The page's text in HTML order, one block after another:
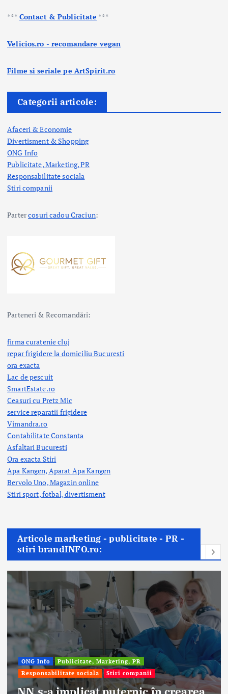
*** Contact & Publicitate ***
Velicios.ro - recomandare vegan
Filme si seriale pe ArtSpirit.ro
Categorii articole:
Afaceri & Economie
Divertisment & Shopping
ONG Info
Publicitate, Marketing, PR
Responsabilitate sociala
Stiri companii
Partercosuri cadou Craciun:
Parteneri & Recomandări:
firma curatenie cluj
repar frigidere la domiciliu Bucuresti
ora exacta
Lac de pescuit
SmartEstate.ro
Ceasuri cu Pretz Mic
service reparatii frigidere
Vimandra.ro
Contabilitate Constanta
Asfaltari Bucuresti
Ora exacta Stiri
Apa Kangen, Aparat Apa Kangen
Bervolo Uno, Magazin online
Stiri sport, fotbal,divertisment
Articole marketing - publicitate - PR -
stiri brandINFO.ro:
ONG Info
Publicitate, Marketing, PR
Responsabilitate sociala
Stiri companii